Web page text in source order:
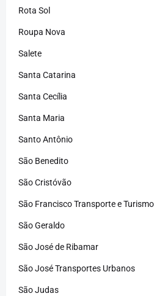
Rota Sol
Roupa Nova
Salete
Santa Catarina
Santa Cecília
Santa Maria
Santo Antônio
São Benedito
São Cristóvão
São Francisco Transporte e Turismo
São Geraldo
São José de Ribamar
São José Transportes Urbanos
São Judas